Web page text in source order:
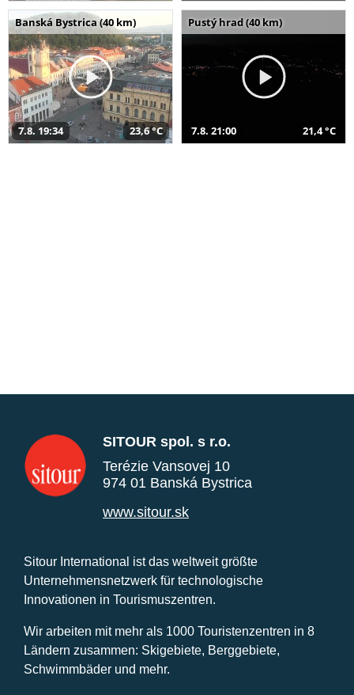
Banská Bystrica (40 km)
7.8. 19:34 23,6 °C
Pustý hrad (40 km)
7.8. 21:00 21,4 °C
SITOUR spol. s r.o.
Terézie Vansovej 10
974 01 Banská Bystrica
www.sitour.sk
Sitour International ist das weltweit größte
Unternehmensnetzwerk für technologische
Innovationen in Tourismuszentren.
Wir arbeiten mit mehr als 1000 Touristenzentren in 8
Ländern zusammen: Skigebiete, Berggebiete,
Schwimmbäder und mehr.